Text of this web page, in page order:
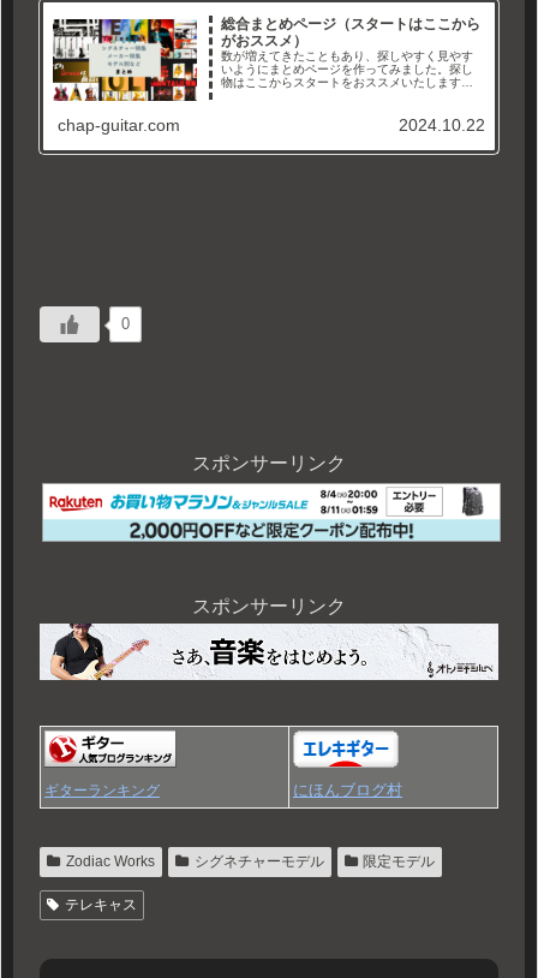
総合まとめページ（スタートはここから
がおススメ）
数が増えてきたこともあり、探しやすく見やす
いようにまとめページを作ってみました。探し
物はここからスタートをおススメいたします。
すので沢山見て行ってくださいね...
chap-guitar.com 2024.10.22
0
スポンサーリンク
スポンサーリンク
ギターランキング にほんブログ村
Zodiac Works シグネチャーモデル 限定モデル
テレキャス